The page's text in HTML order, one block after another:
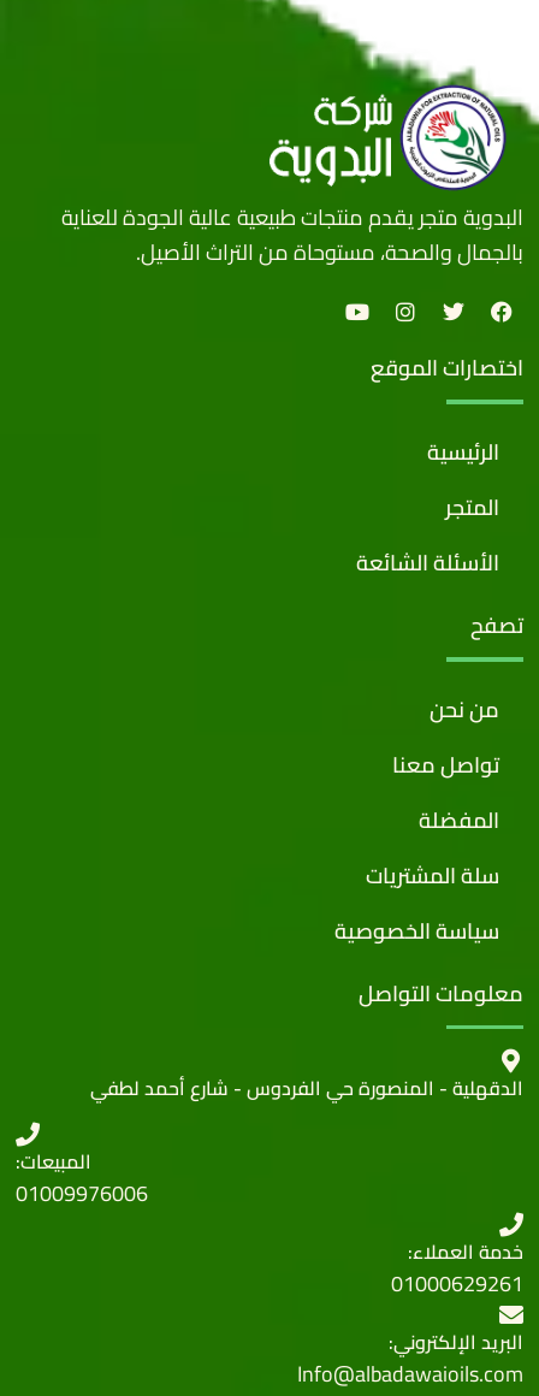
البدوية متجر يقدم منتجات طبيعية عالية الجودة للعناية
بالجمال والصحة، مستوحاة من التراث الأصيل.
اختصارات الموقع
الرئيسية
المتجر
الأسئلة الشائعة
تصفح
من نحن
تواصل معنا
المفضلة
سلة المشتريات
سياسة الخصوصية
معلومات التواصل
الدقهلية - المنصورة حي الفردوس - شارع أحمد لطفي
المبيعات:
01009976006
خدمة العملاء:
01000629261
البريد الإلكتروني:
Info@albadawaioils.com